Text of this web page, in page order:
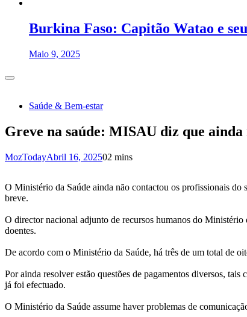
Burkina Faso: Capitão Watao e
Maio 9, 2025
Saúde & Bem-estar
Greve na saúde: MISAU diz que ainda
MozTodayAbril 16, 202502 mins
O Ministério da Saúde ainda não contactou os profissionais do
breve.
O director nacional adjunto de recursos humanos do
doentes.
De acordo com o Ministério da Saúde, há três de um total de
Por ainda resolver estão questões de pagamentos diversos,
já foi efectuado.
O Ministério da Saúde assume haver problemas de